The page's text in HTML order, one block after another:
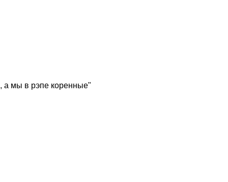
а мы в рэпе коренные"